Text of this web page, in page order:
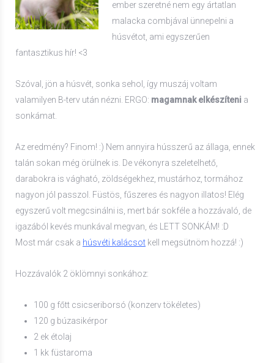
ember szeretné nem egy ártatlan
malacka combjával ünnepelni a
húsvétot, ami egyszerűen
fantasztikus hír! <3
Szóval, jön a húsvét, sonka sehol, így muszáj voltam
valamilyen B-terv után nézni. ERGO: magamnak elkészíteni a
sonkámat.
Az eredmény? Finom! :) Nem annyira hússzerű az állaga, ennek
talán sokan még örülnek is. De vékonyra szeletelhető,
darabokra is vágható, zöldségekhez, mustárhoz, tormához
nagyon jól passzol. Füstös, fűszeres és nagyon illatos! Elég
egyszerű volt megcsinálni is, mert bár sokféle a hozzávaló, de
igazából kevés munkával megvan, és LETT SONKÁM! :D
Most már csak a húsvéti kalácsot kell megsütnöm hozzá! :)
Hozzávalók 2 öklömnyi sonkához:
100 g főtt csicseriborsó (konzerv tökéletes)
120 g búzasikérpor
2 ek étolaj
1 kk füstaroma